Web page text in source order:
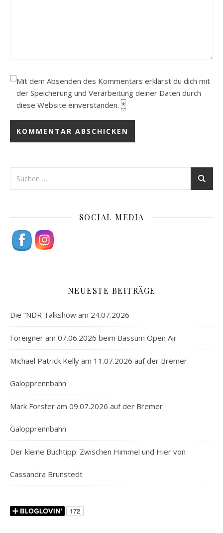
Mit dem Absenden des Kommentars erklärst du dich mit
der Speicherung und Verarbeitung deiner Daten durch
diese Website einverstanden. *
SOCIAL MEDIA
NEUESTE BEITRÄGE
Die “NDR Talkshow am 24.07.2026
Foreigner am 07.06.2026 beim Bassum Open Air
Michael Patrick Kelly am 11.07.2026 auf der Bremer
Galopprennbahn
Mark Forster am 09.07.2026 auf der Bremer
Galopprennbahn
Der kleine Buchtipp: Zwischen Himmel und Hier von
Cassandra Brunstedt